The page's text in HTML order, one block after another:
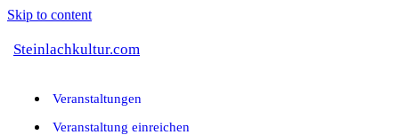
Skip to content
Steinlachkultur.com
Veranstaltungen
Veranstaltung einreichen